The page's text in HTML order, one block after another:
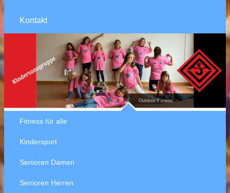
Kontakt
Outdoor Fitness
Fitness für alle
Kindersport
Senioren Damen
Senioren Herren